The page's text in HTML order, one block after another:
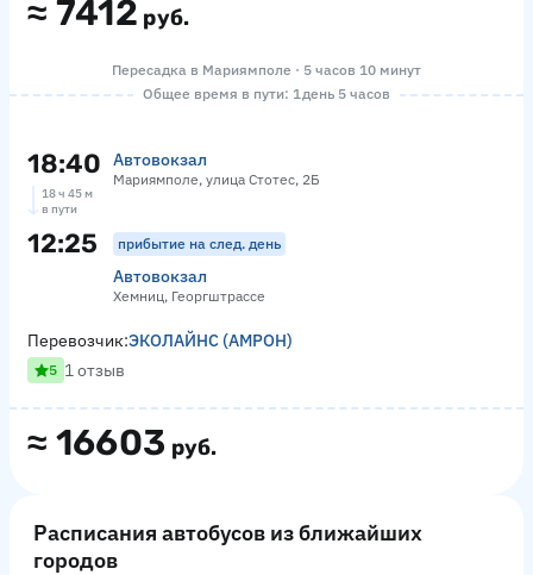
≈ 7412 руб.
Пересадка в Мариямполе · 5 часов 10 минут
Общее время в пути: 1 день 5 часов
18:40 Автовокзал
Мариямполе, улица Стотес, 2Б
18 ч 45 м
в пути
12:25 прибытие на след. день
Автовокзал
Хемниц, Георгштрассе
≈ 16603 руб.
Перевозчик:ЭКОЛАЙНС (АМРОН)
5 1 отзыв
Расписания автобусов из ближайших
городов